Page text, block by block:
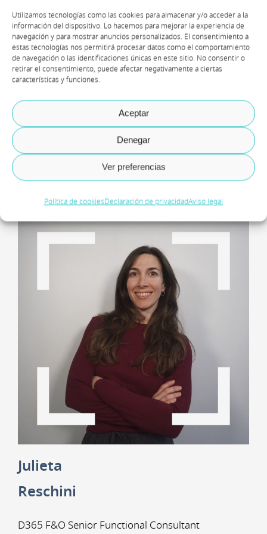
Utilizamos tecnologías como las cookies para almacenar y/o acceder a la
información del dispositivo. Lo hacemos para mejorar la experiencia de
navegación y para mostrar anuncios personalizados. El consentimiento a
estas tecnologías nos permitirá procesar datos como el comportamiento
de navegación o las identificaciones únicas en este sitio. No consentir o
retirar el consentimiento, puede afectar negativamente a ciertas
características y funciones.
Aceptar
Denegar
Ver preferencias
Política de cookiesDeclaración de privacidadAviso legal
Juan Antonio Tomás
Dynamics 365 F&O Technical Director
Axazure
Julieta
Reschini
D365 F&O Senior Functional Consultant